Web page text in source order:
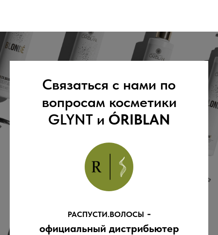
Связаться с нами по
вопросам косметики
GLYNT и ÓRIBLAN
РАСПУСТИ.ВОЛОСЫ -
официальный дистрибьютер